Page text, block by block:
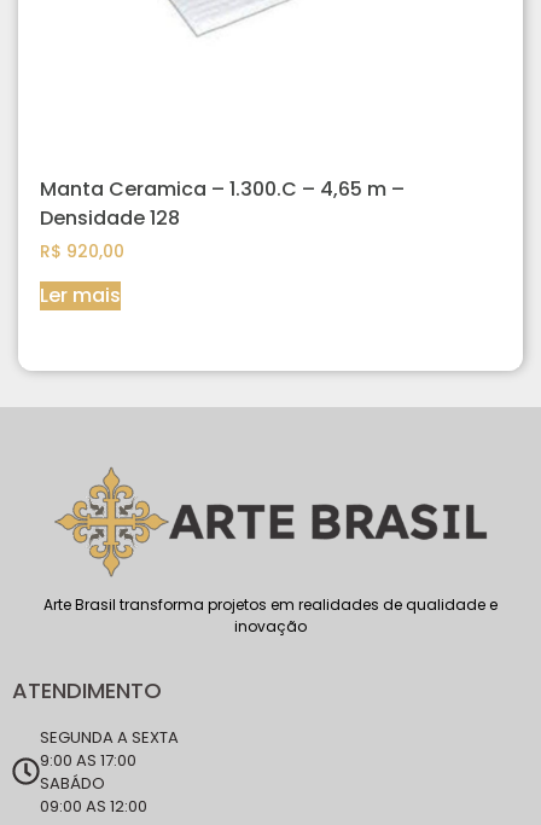
Manta Ceramica – 1.300.C – 4,65 m –
Densidade 128
R$ 920,00
Ler mais
Arte Brasil transforma projetos em realidades de qualidade e
inovação
ATENDIMENTO
SEGUNDA A SEXTA
9:00 AS 17:00
SABÁDO
09:00 AS 12:00